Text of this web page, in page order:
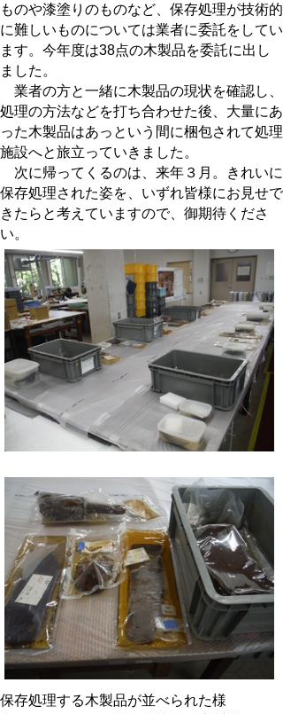
ものや漆塗りのものなど、保存処理が技術的
に難しいものについては業者に委託をしてい
ます。今年度は38点の木製品を委託に出し
ました。
業者の方と一緒に木製品の現状を確認し、
処理の方法などを打ち合わせた後、大量にあ
った木製品はあっという間に梱包されて処理
施設へと旅立っていきました。
次に帰ってくるのは、来年３月。きれいに
保存処理された姿を、いずれ皆様にお見せで
きたらと考えていますので、御期待くださ
い。
保存処理する木製品が並べられた様